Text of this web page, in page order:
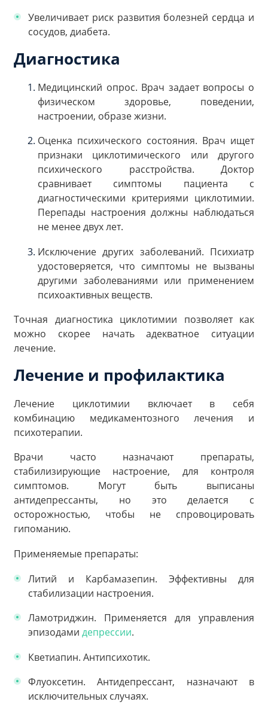
Увеличивает риск развития болезней сердца и
сосудов, диабета.
Диагностика
Медицинский опрос. Врач задает вопросы о
физическом здоровье, поведении,
настроении, образе жизни.
Оценка психического состояния. Врач ищет
признаки циклотимического или другого
психического расстройства. Доктор
сравнивает симптомы пациента с
диагностическими критериями циклотимии.
Перепады настроения должны наблюдаться
не менее двух лет.
Исключение других заболеваний. Психиатр
удостоверяется, что симптомы не вызваны
другими заболеваниями или применением
психоактивных веществ.
Точная диагностика циклотимии позволяет как
можно скорее начать адекватное ситуации
лечение.
Лечение и профилактика
Лечение циклотимии включает в себя
комбинацию медикаментозного лечения и
психотерапии.
Врачи часто назначают препараты,
стабилизирующие настроение, для контроля
симптомов. Могут быть выписаны
антидепрессанты, но это делается с
осторожностью, чтобы не спровоцировать
гипоманию.
Применяемые препараты:
Литий и Карбамазепин. Эффективны для
стабилизации настроения.
Ламотриджин. Применяется для управления
эпизодами депрессии.
Кветиапин. Антипсихотик.
Флуоксетин. Антидепрессант, назначают в
исключительных случаях.